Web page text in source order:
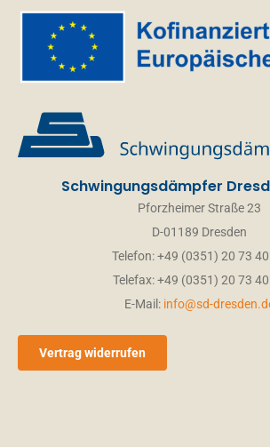
Schwingungsdämpfer
Pforzheimer Straße 23
D-01189 Dresden
Telefon: +49 (0351) 20 73
Telefax: +49 (0351) 20 73
E-Mail: info@sd-
Vertrag widerrufen